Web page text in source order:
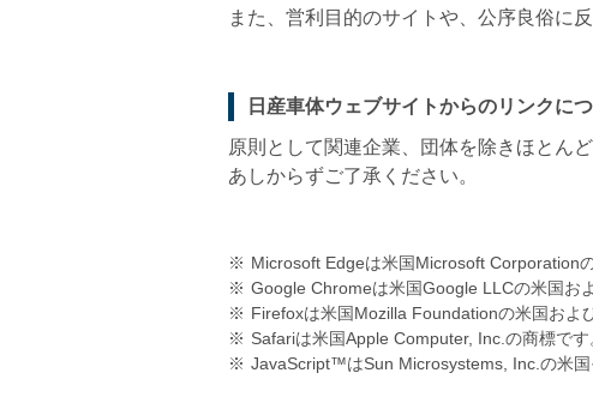
また、営利目的のサイトや、公序良俗に
日産車体ウェブサイトからのリンクに
原則として関連企業、団体を除きほとん
あしからずご了承ください。
※ Microsoft Edgeは米国Microsoft Corporation
※ Google Chromeは米国Google LLCの米国お
※ Firefoxは米国Mozilla Foundationの米国およ
※ Safariは米国Apple Computer, Inc.の商標です
※ JavaScript™はSun Microsystems, Inc.の米国